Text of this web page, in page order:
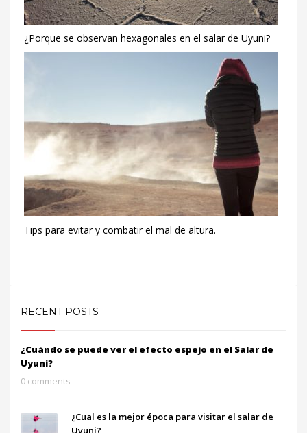
¿Porque se observan hexagonales en el salar de Uyuni?
Tips para evitar y combatir el mal de altura.
RECENT POSTS
¿Cuándo se puede ver el efecto espejo en el Salar de
Uyuni?
0 comments
¿Cual es la mejor época para visitar el salar de
Uyuni?